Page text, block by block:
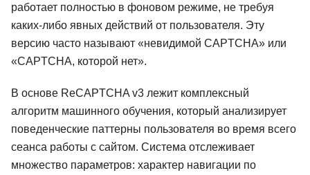
работает полностью в фоновом режиме, не требуя
каких-либо явных действий от пользователя. Эту
версию часто называют «невидимой CAPTCHA» или
«CAPTCHA, которой нет».
В основе ReCAPTCHA v3 лежит комплексный
алгоритм машинного обучения, который анализирует
поведенческие паттерны пользователя во время всего
сеанса работы с сайтом. Система отслеживает
множество параметров: характер навигации по